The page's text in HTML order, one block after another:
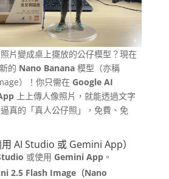
片變成桌上擺放的公仔模型？現在
的 Nano Banana模型（亦稱
）！你只需在 Google AI
上上傳人像照片，就能透過文字
真的「真人公仔照」，免費、免
AI Studio 或 Gemini App）
或使用 Gemini App。
2.5 Flash Image（Nano